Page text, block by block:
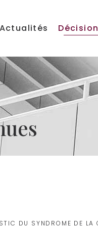
Actualités
DU SYNDROME DE